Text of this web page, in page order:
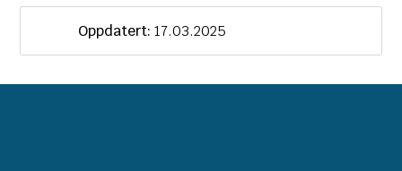
Oppdatert: 17.03.2025